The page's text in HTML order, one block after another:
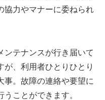
協力やマナーに委ねられ
ンテナンスが行き届いて
が、利用者ひとりひとり
事。故障の連絡や要望に
ことができます。